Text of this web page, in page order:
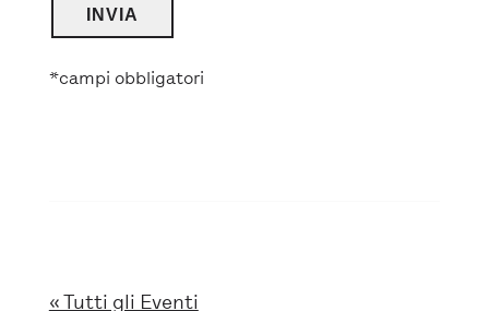
*campi obbligatori
« Tutti gli Eventi